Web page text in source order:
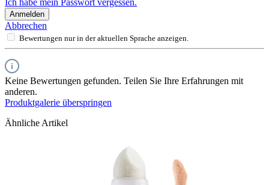
Anmelden
Abbrechen
Bewertungen nur in der aktuellen Sprache anzeigen.
Keine Bewertungen gefunden. Teilen Sie Ihre Erfahrungen mit
anderen.
Produktgalerie überspringen
Ähnliche Artikel